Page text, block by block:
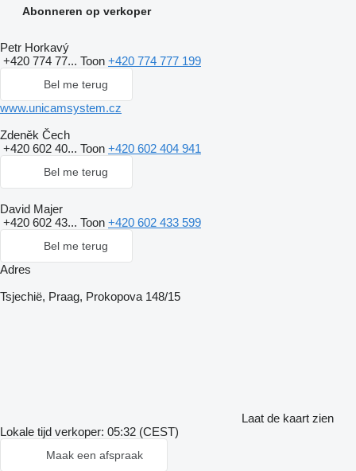
Abonneren op verkoper
Petr Horkavý
+420 774 77... Toon +420 774 777 199
Bel me terug
www.unicamsystem.cz
Zdeněk Čech
+420 602 40... Toon +420 602 404 941
Bel me terug
David Majer
+420 602 43... Toon +420 602 433 599
Bel me terug
Adres
Tsjechië, Praag, Prokopova 148/15
Laat de kaart zien
Lokale tijd verkoper: 05:32 (CEST)
Maak een afspraak